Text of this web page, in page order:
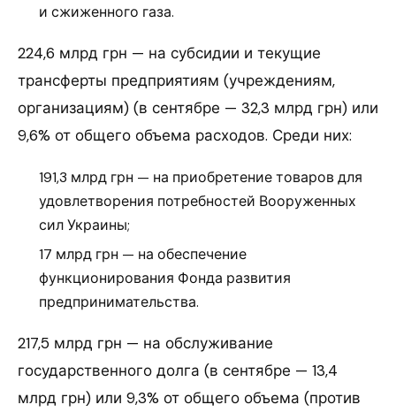
и сжиженного газа.
224,6 млрд грн — на субсидии и текущие
трансферты предприятиям (учреждениям,
организациям) (в сентябре — 32,3 млрд грн) или
9,6% от общего объема расходов. Среди них:
191,3 млрд грн — на приобретение товаров для
удовлетворения потребностей Вооруженных
сил Украины;
17 млрд грн — на обеспечение
функционирования Фонда развития
предпринимательства.
217,5 млрд грн — на обслуживание
государственного долга (в сентябре — 13,4
млрд грн) или 9,3% от общего объема (против